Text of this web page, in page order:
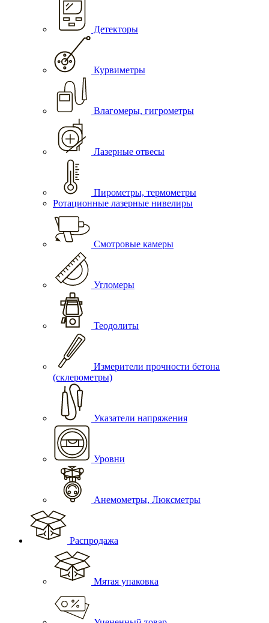
Детекторы
Курвиметры
Влагомеры, гигрометры
Лазерные отвесы
Пирометры, термометры
Ротационные лазерные нивелиры
Смотровые камеры
Угломеры
Теодолиты
Измерители прочности бетона
(склерометры)
Указатели напряжения
Уровни
Анемометры, Люксметры
Распродажа
Мятая упаковка